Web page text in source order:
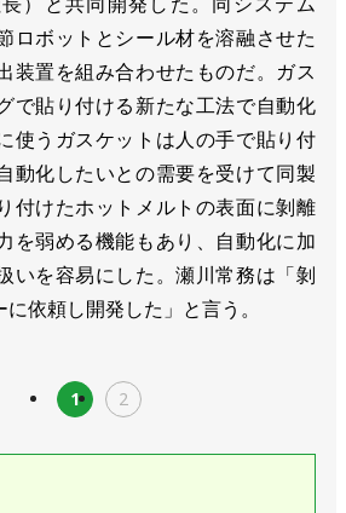
ロボットとシール材を溶融させた
装置を組み合わせたものだ。ガス
で貼り付ける新たな工法で自動化
使うガスケットは人の手で貼り付
動化したいとの需要を受けて同製
付けたホットメルトの表面に剝離
を弱める機能もあり、自動化に加
いを容易にした。瀬川常務は「剝
依頼し開発した」と言う。
1 2